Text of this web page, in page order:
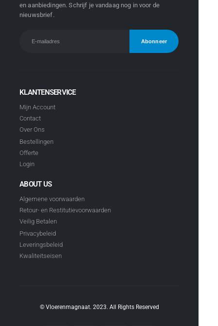
en aanbiedingen. Schrijf je vandaag nog in voor de
nieuwsbrief.
KLANTENSERVICE
Mijn Account
Contact
Over Ons
Bestellingen
Offerte
Login
ABOUT US
Algemene voorwaarden
Retour- en Restitutievoorwaarden
Veilig Betalen
Privacybeleid
Leveringsbeleid
Kwaliteitseisen
© Vloerenmagnaat. 2023. All Rights Reserved